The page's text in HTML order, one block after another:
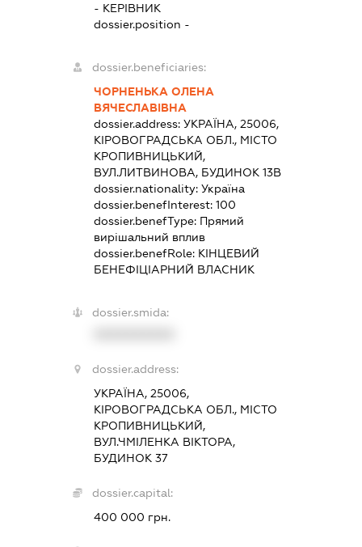
- КЕРІВНИК
dossier.position -
dossier.beneficiaries:
ЧОРНЕНЬКА ОЛЕНА
ВЯЧЕСЛАВІВНА
dossier.address: УКРАЇНА, 25006,
КІРОВОГРАДСЬКА ОБЛ., МІСТО
КРОПИВНИЦЬКИЙ,
ВУЛ.ЛИТВИНОВА, БУДИНОК 13В
dossier.nationality: Україна
dossier.benefInterest: 100
dossier.benefType: Прямий
вирішальний вплив
dossier.benefRole: КІНЦЕВИЙ
БЕНЕФІЦІАРНИЙ ВЛАСНИК
dossier.smida:
dossier.address:
УКРАЇНА, 25006,
КІРОВОГРАДСЬКА ОБЛ., МІСТО
КРОПИВНИЦЬКИЙ,
ВУЛ.ЧМІЛЕНКА ВІКТОРА,
БУДИНОК 37
dossier.capital:
400 000 грн.